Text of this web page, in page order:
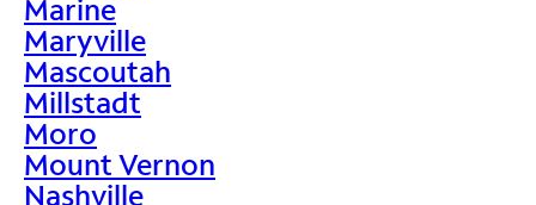
Marine
Maryville
Mascoutah
Millstadt
Moro
Mount Vernon
Nashville